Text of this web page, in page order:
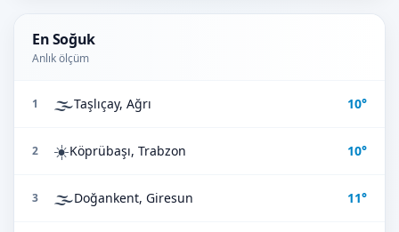
En Soğuk
Anlık ölçüm
1 🌫️Taşlıçay, Ağrı 10°
2 ☀️Köprübaşı, Trabzon 10°
3 🌫️Doğankent, Giresun 11°